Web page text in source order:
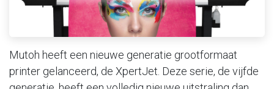
Mutoh heeft een nieuwe generatie grootformaat
printer gelanceerd, de XpertJet. Deze serie, de vijfde